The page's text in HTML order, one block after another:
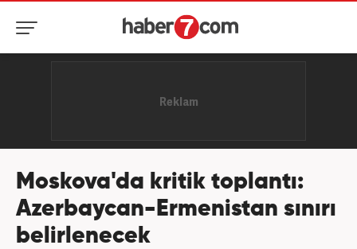
Moskova'da kritik toplantı:
Azerbaycan-Ermenistan sınırı
belirlenecek